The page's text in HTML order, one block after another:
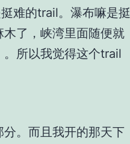
难的trail。瀑布嘛是挺
了，峡湾里面随便就
所以我觉得这个trail
。而且我开的那天下